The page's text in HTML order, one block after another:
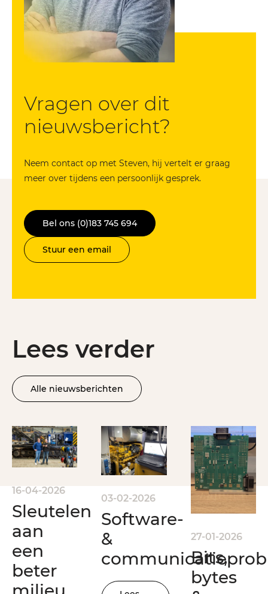
Vragen over dit
nieuws­bericht?
Neem contact op met Steven, hij vertelt er graag
meer over tijdens een persoonlijk gesprek.
Bel ons (0)183 745 694
Stuur een email
Lees verder
Alle nieuwsberichten
16-04-2026
Sleutelen
aan
een
beter
03-02-2026
Software-
&
27-01-2026
Bits,
bytes